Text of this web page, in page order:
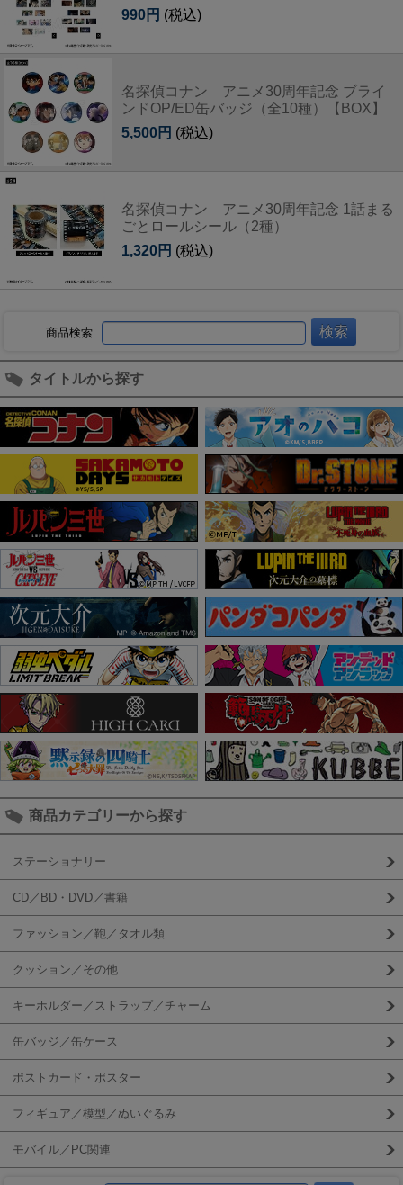
990円 (税込)
名探偵コナン アニメ30周年記念 ブライ
ンドOP/ED缶バッジ（全10種）【BOX】
5,500円 (税込)
名探偵コナン アニメ30周年記念 1話まる
ごとロールシール（2種）
1,320円 (税込)
商品検索
タイトルから探す
商品カテゴリーから探す
ステーショナリー
CD／BD・DVD／書籍
ファッション／鞄／タオル類
クッション／その他
キーホルダー／ストラップ／チャーム
缶バッジ／缶ケース
ポストカード・ポスター
フィギュア／模型／ぬいぐるみ
モバイル／PC関連